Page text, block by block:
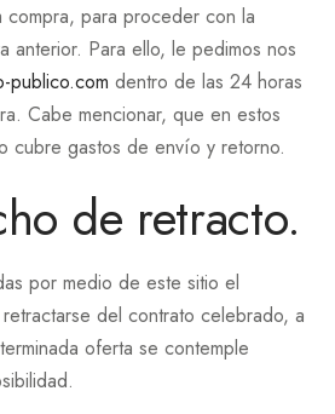
compra, para proceder con la
anterior. Para ello, le pedimos nos
publico.com dentro de las 24 horas
Cabe mencionar, que en estos
cubre gastos de envío y retorno.
de retracto.
por medio de este sitio el
del contrato celebrado, a
oferta se contemple